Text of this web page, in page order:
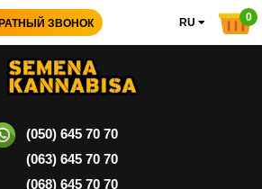
ЗВОНОК RU 0
(050) 645 70 70
(063) 645 70 70
(068) 645 70 70